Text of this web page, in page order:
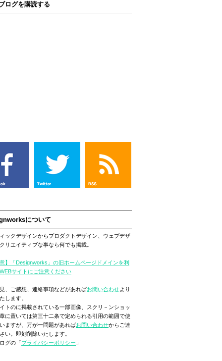
ログを購読する
について
ックデザインからプロダクトデザイン、ウェブデザ
リエイティブな事なら何でも掲載。
】「Designworks」の旧ホームページドメインを利
サイトにご注意ください
、ご感想、連絡事項などがあればお問い合わせより
します。
トのに掲載されている一部画像、スクリ－ンショッ
に置いては第三十二条で定められる引用の範囲で使
ますが、万が一問題があればお問い合わせからご連
い。即刻削除いたします。
グの「プライバシーポリシー 」